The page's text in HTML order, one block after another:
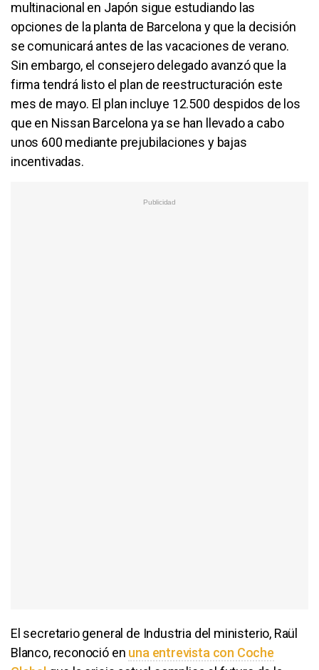
multinacional en Japón sigue estudiando las
opciones de la planta de Barcelona y que la decisión
se comunicará antes de las vacaciones de verano.
Sin embargo, el consejero delegado avanzó que la
firma tendrá listo el plan de reestructuración este
mes de mayo. El plan incluye 12.500 despidos de los
que en Nissan Barcelona ya se han llevado a cabo
unos 600 mediante prejubilaciones y bajas
incentivadas.
El secretario general de Industria del ministerio, Raül
Blanco, reconoció en una entrevista con Coche